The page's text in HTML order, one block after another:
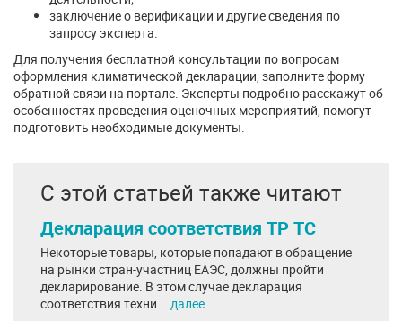
заключение о верификации и другие сведения по
запросу эксперта.
Для получения бесплатной консультации по вопросам
оформления климатической декларации, заполните форму
обратной связи на портале. Эксперты подробно расскажут об
особенностях проведения оценочных мероприятий, помогут
подготовить необходимые документы.
С этой статьей также читают
Декларация соответствия ТР ТС
Некоторые товары, которые попадают в обращение
на рынки стран-участниц ЕАЭС, должны пройти
декларирование. В этом случае декларация
соответствия техни... далее